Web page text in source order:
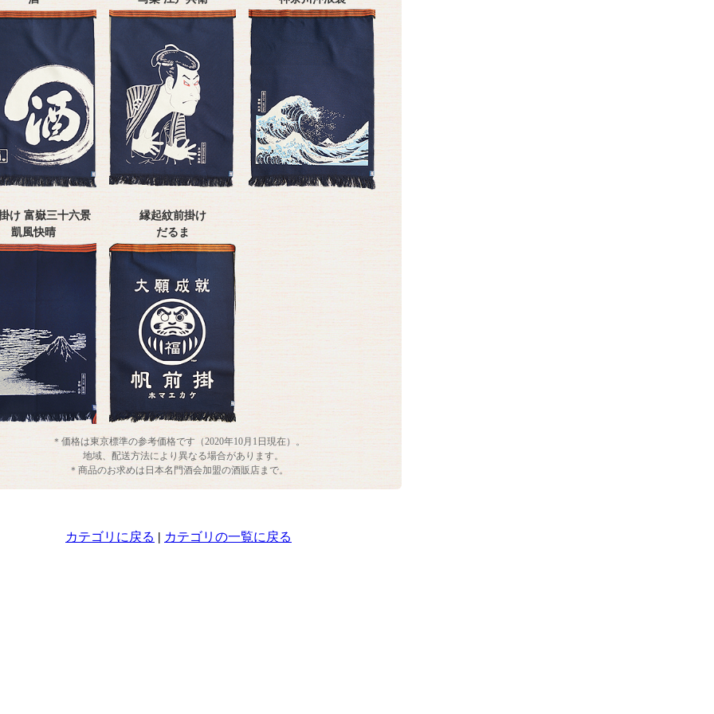
け 富嶽三十六景
凱風快晴
縁起紋前掛け
だるま
＊価格は東京標準の参考価格です（2020年10月1日現在）。
地域、配送方法により異なる場合があります。
＊商品のお求めは日本名門酒会加盟の酒販店まで。
カテゴリに戻る | カテゴリの一覧に戻る